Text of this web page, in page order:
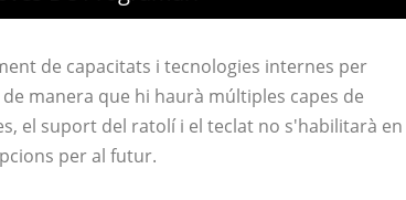
de capacitats i tecnologies internes per
manera que hi haurà múltiples capes de
el suport del ratolí i el teclat no s'habilitarà en
per al futur.